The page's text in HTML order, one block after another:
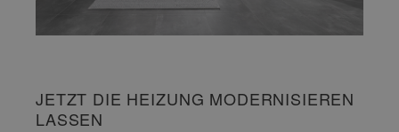
JETZT DIE HEIZUNG MODERNISIEREN
LASSEN